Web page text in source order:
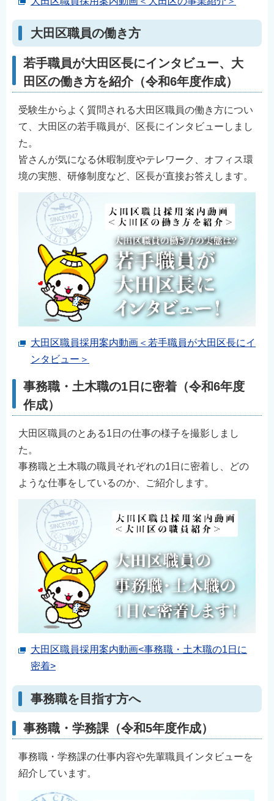
大田区職員の働き方
若手職員が大田区長にインタビュー、大
田区の働き方を紹介（令和6年度作成）
受験生からよく質問される大田区職員の働き方につい
て、大田区の若手職員が、区長にインタビューしまし
た。
皆さんが気になる休暇制度やテレワーク、オフィス環
境の実態、研修制度など、区長が直接お答えします。
大田区職員採用案内動画＜若手職員が大田区長にイ
ンタビュー＞
事務職・土木職の1日に密着（令和6年度
作成）
大田区職員のとある1日の仕事の様子を撮影しまし
た。
事務職と土木職の職員それぞれの1日に密着し、どの
ような仕事をしているのか、ご紹介します。
大田区職員採用案内動画<事務職・土木職の1日に
密着>
事務職を目指す方へ
事務職・学務課（令和5年度作成）
事務職・学務課の仕事内容や先輩職員インタビューを
紹介しています。